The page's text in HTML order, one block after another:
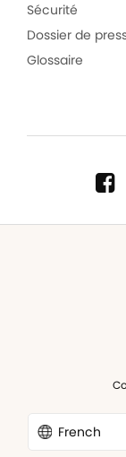
Sécurité
Dossier de
Glossaire
French